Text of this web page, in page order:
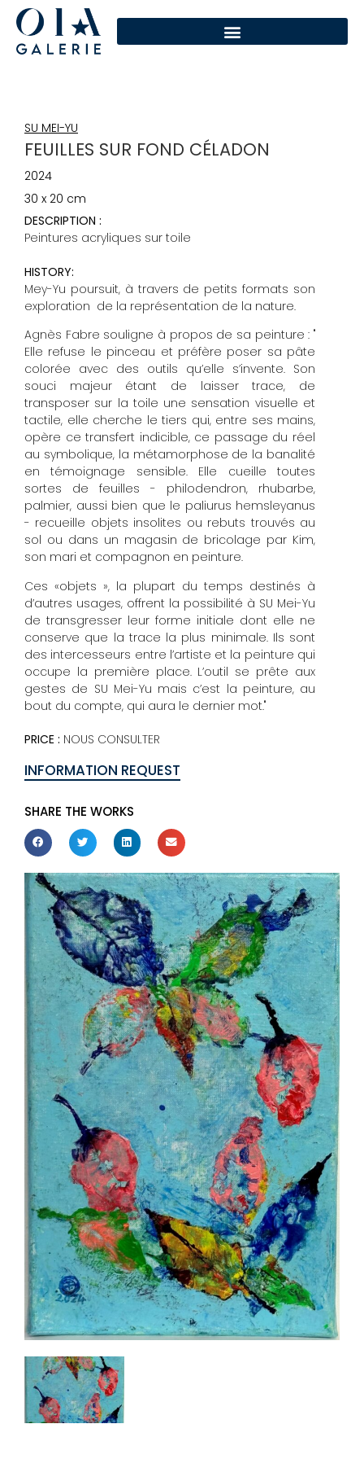
SU MEI-YU
FEUILLES SUR FOND CÉLADON
2024
30 x 20 cm
DESCRIPTION :
Peintures acryliques sur toile
HISTORY:
Mey-Yu poursuit, à travers de petits formats son
exploration de la représentation de la nature.
Agnès Fabre souligne à propos de sa peinture : "
Elle refuse le pinceau et préfère poser sa pâte
colorée avec des outils qu’elle s’invente. Son
souci majeur étant de laisser trace, de
transposer sur la toile une sensation visuelle et
tactile, elle cherche le tiers qui, entre ses mains,
opère ce transfert indicible, ce passage du réel
au symbolique, la métamorphose de la banalité
en témoignage sensible. Elle cueille toutes
sortes de feuilles - philodendron, rhubarbe,
palmier, aussi bien que le paliurus hemsleyanus
- recueille objets insolites ou rebuts trouvés au
sol ou dans un magasin de bricolage par Kim,
son mari et compagnon en peinture.
Ces «objets », la plupart du temps destinés à
d’autres usages, offrent la possibilité à SU Mei-Yu
de transgresser leur forme initiale dont elle ne
conserve que la trace la plus minimale. Ils sont
des intercesseurs entre l’artiste et la peinture qui
occupe la première place. L’outil se prête aux
gestes de SU Mei-Yu mais c’est la peinture, au
bout du compte, qui aura le dernier mot."
PRICE : NOUS CONSULTER
INFORMATION REQUEST
SHARE THE WORKS